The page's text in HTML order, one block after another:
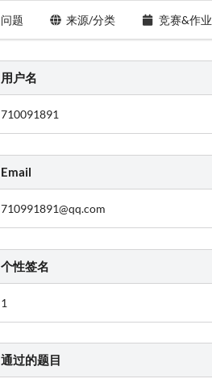
问题 来源/分类 竞赛&作业
用户名
710091891
Email
710991891@qq.com
个性签名
1
通过的题目